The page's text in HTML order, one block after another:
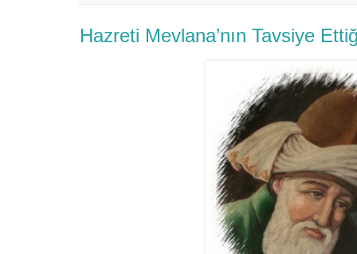
Hazreti Mevlana’nın Tavsiye